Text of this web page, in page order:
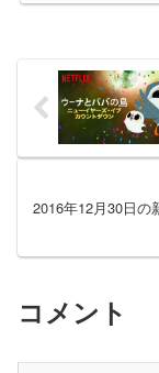
2016年12月30日の
コメント